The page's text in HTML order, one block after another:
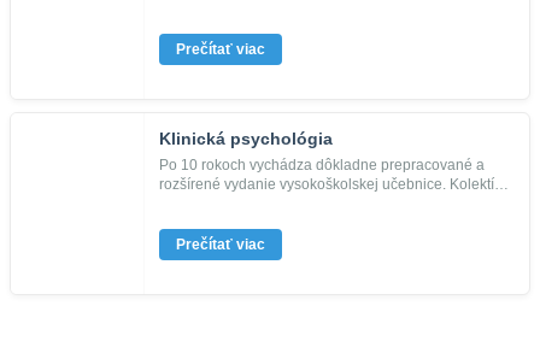
Prečítať viac
Klinická psychológia
Po 10 rokoch vychádza dôkladne prepracované a
rozšírené vydanie vysokoškolskej učebnice. Kolektív
Prečítať viac